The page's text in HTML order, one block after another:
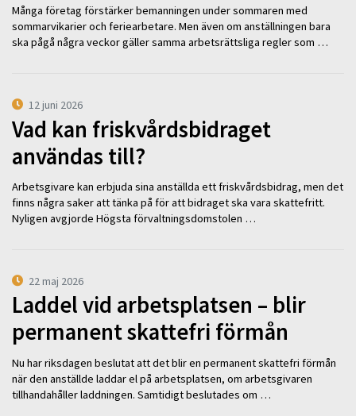
Många företag förstärker bemanningen under sommaren med
sommarvikarier och feriearbetare. Men även om anställningen bara
ska pågå några veckor gäller samma arbetsrättsliga regler som …
12 juni 2026
Vad kan friskvårdsbidraget
användas till?
Arbetsgivare kan erbjuda sina anställda ett friskvårdsbidrag, men det
finns några saker att tänka på för att bidraget ska vara skattefritt.
Nyligen avgjorde Högsta förvaltningsdomstolen …
22 maj 2026
Laddel vid arbetsplatsen – blir
permanent skattefri förmån
Nu har riksdagen beslutat att det blir en permanent skattefri förmån
när den anställde laddar el på arbetsplatsen, om arbetsgivaren
tillhandahåller laddningen. Samtidigt beslutades om …